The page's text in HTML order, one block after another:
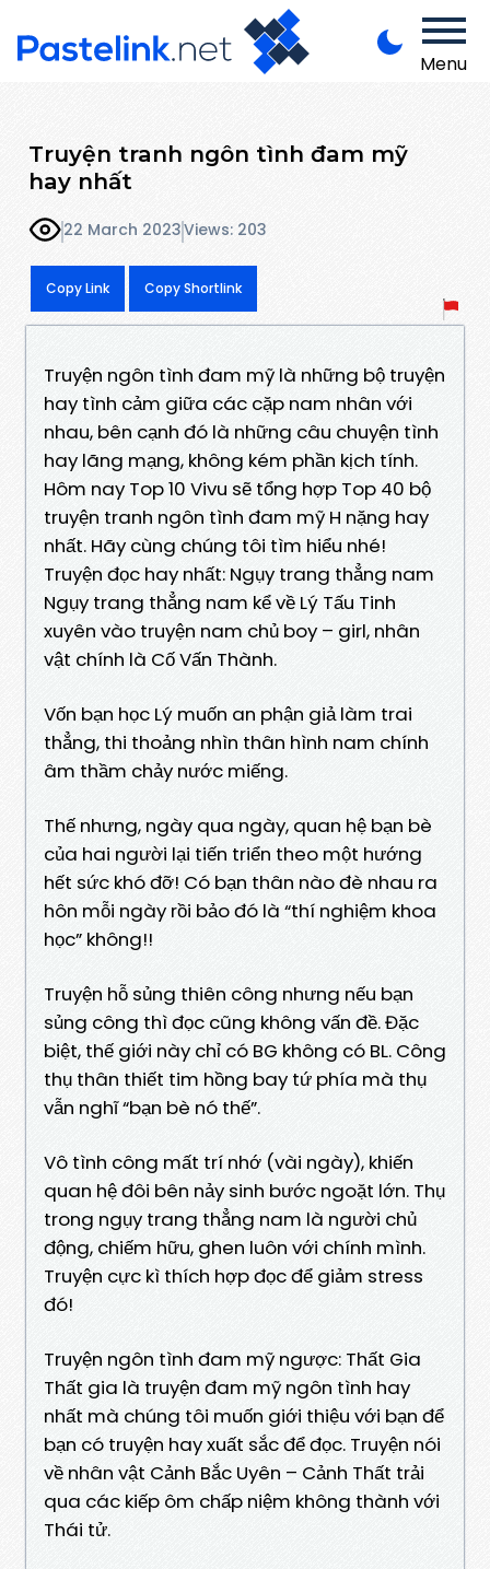
Menu
Truyện tranh ngôn tình đam mỹ
hay nhất
22 March 2023Views: 203
Copy Link Copy Shortlink
Truyện ngôn tình đam mỹ là những bộ truyện
hay tình cảm giữa các cặp nam nhân với
nhau, bên cạnh đó là những câu chuyện tình
hay lãng mạng, không kém phần kịch tính.
Hôm nay Top 10 Vivu sẽ tổng hợp Top 40 bộ
truyện tranh ngôn tình đam mỹ H nặng hay
nhất. Hãy cùng chúng tôi tìm hiểu nhé!
Truyện đọc hay nhất: Ngụy trang thẳng nam
Ngụy trang thẳng nam kể về Lý Tấu Tinh
xuyên vào truyện nam chủ boy – girl, nhân
vật chính là Cố Vấn Thành.
Vốn bạn học Lý muốn an phận giả làm trai
thẳng, thi thoảng nhìn thân hình nam chính
âm thầm chảy nước miếng.
Thế nhưng, ngày qua ngày, quan hệ bạn bè
của hai người lại tiến triển theo một hướng
hết sức khó đỡ! Có bạn thân nào đè nhau ra
hôn mỗi ngày rồi bảo đó là “thí nghiệm khoa
học” không!!
Truyện hỗ sủng thiên công nhưng nếu bạn
sủng công thì đọc cũng không vấn đề. Đặc
biệt, thế giới này chỉ có BG không có BL. Công
thụ thân thiết tim hồng bay tứ phía mà thụ
vẫn nghĩ “bạn bè nó thế”.
Vô tình công mất trí nhớ (vài ngày), khiến
quan hệ đôi bên nảy sinh bước ngoặt lớn. Thụ
trong ngụy trang thẳng nam là người chủ
động, chiếm hữu, ghen luôn với chính mình.
Truyện cực kì thích hợp đọc để giảm stress
đó!
Truyện ngôn tình đam mỹ ngược: Thất Gia
Thất gia là truyện đam mỹ ngôn tình hay
nhất mà chúng tôi muốn giới thiệu với bạn để
bạn có truyện hay xuất sắc để đọc. Truyện nói
về nhân vật Cảnh Bắc Uyên – Cảnh Thất trải
qua các kiếp ôm chấp niệm không thành với
Thái tử.